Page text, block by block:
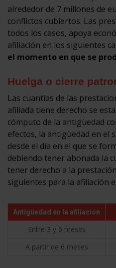
alrededor de 7 millones de
conflictos cubiertos. Las
todos los casos, apoya
afiliación en los siguientes
el momento en que se
Huelga o cierre
Las cuantías de las
afiliada tiene derecho se
cómputo de la antigüedad
efectos, la antigüedad en el
desde el día en el que se
debiendo tener abonada la
tener derecho a la
siguientes para la afiliación
Antigüedad en la afiliación
Entre 3 y 6 meses
A partir de 6 meses